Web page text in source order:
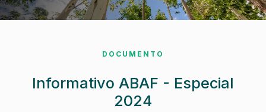
DOCUMENTO
Informativo ABAF - Especial
2024